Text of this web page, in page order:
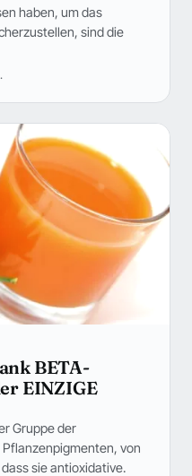
haben, um das
sind die
BETA-
EINZIGE
Gruppe der
von
sie antioxidative.